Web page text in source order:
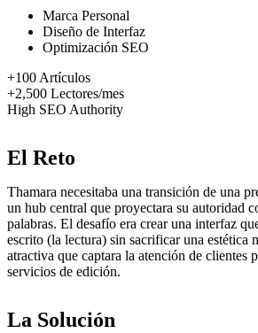
Marca Personal
Diseño de Interfaz
Optimización SEO
+100Artículos
+2,500 Lectores/mes
High SEO Authority
El Reto
Thamara necesitaba una transición de una
un hub central que proyectara su autoridad
palabras. El desafío era crear una interfaz
escrito (la lectura) sin sacrificar una estética
atractiva que captara la atención de clientes
servicios de edición.
La Solución